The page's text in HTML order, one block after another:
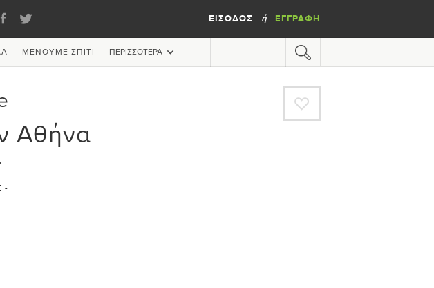
ΕΊΣΟΔΟΣ ή ΕΓΓΡΑΦΉ
ΜΈΝΟΥΜΕ ΣΠΊΤΙ ΠΕΡΙΣΣΌΤΕΡΑ
Αθήνα
A
-